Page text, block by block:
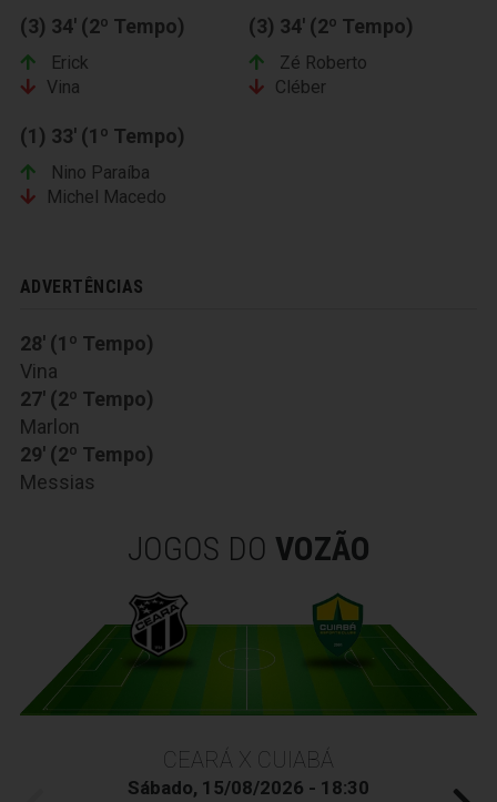
(3) 34' (2º Tempo)
Erick
Vina
(3) 34' (2º Tempo)
Zé Roberto
Cléber
(1) 33' (1º Tempo)
Nino Paraíba
Michel Macedo
ADVERTÊNCIAS
28' (1º Tempo)
Vina
27' (2º Tempo)
Marlon
29' (2º Tempo)
Messias
JOGOS DO VOZÃO
CEARÁ X CUIABÁ
Sábado, 15/08/2026 - 18:30